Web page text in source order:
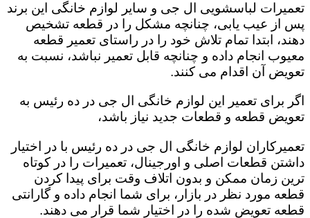
تعمیرات لباسشویی ال جی و سایر لوازم خانگی این برند
پس از عیب یابی، چنانچه مشکل را در قطعه تشخیص
دهند، ابتدا تمام تلاش خود را در راستای تعمیر قطعه
معیوب انجام داده و چنانچه قابل تعمیر نباشد، نسبت به
تعویض آن اقدام می کنند.
اگر برای تعمیر این لوازم خانگی ال جی در ده رئیس به
تعویض قطعه و قطعات جدید نیاز باشد،
تعمیرکاران لوازم خانگی ال جی در ده رئیس با در اختیار
داشتن قطعات اصلی و اورجینال، تعمیرات را در کوتاه
ترین زمان ممکن و بدون اتلاف وقت برای پیدا کردن
قطعه مورد نظر در بازار، برای شما انجام داده و گارانتی
قطعه تعویض شده را در اختیار شما قرار می دهند.